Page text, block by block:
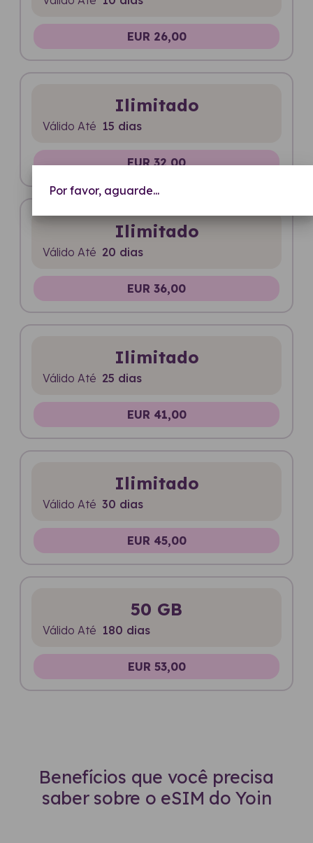
Por favor, aguarde...
EUR 26,00
Ilimitado
Válido Até 15 dias
EUR 32,00
Ilimitado
Válido Até 20 dias
EUR 36,00
Ilimitado
Válido Até 25 dias
EUR 41,00
Ilimitado
Válido Até 30 dias
EUR 45,00
50 GB
Válido Até 180 dias
EUR 53,00
Benefícios que você precisa
saber sobre o eSIM do Yoin